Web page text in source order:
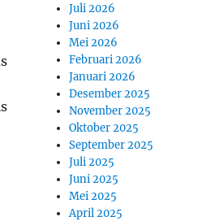
Juli 2026
Juni 2026
Mei 2026
Februari 2026
Januari 2026
Desember 2025
November 2025
Oktober 2025
September 2025
Juli 2025
Juni 2025
Mei 2025
April 2025